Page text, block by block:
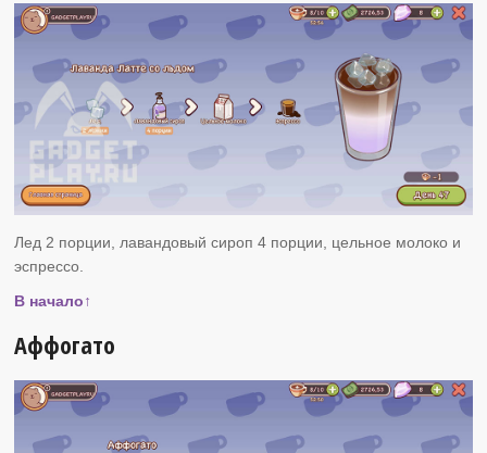
Лед 2 порции, лавандовый сироп 4 порции, цельное молоко и
эспрессо.
В начало↑
Аффогато